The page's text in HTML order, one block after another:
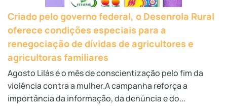
Criado pelo governo federal, o Desenrola Rural
oferece condições especiais para a
renegociação de dívidas de agricultores e
agricultoras familiares
Agosto Lilás é o mês de conscientização pelo fim da
violência contra a mulher.A campanha reforça a
importância da informação, da denúncia e do...